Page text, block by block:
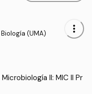
(UMA) more_vert
II: MIC II Pr